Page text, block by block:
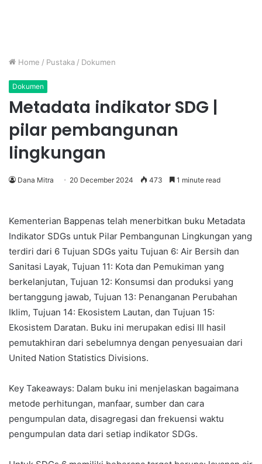
Home / Pustaka / Dokumen
Dokumen
Metadata indikator SDG |
pilar pembangunan
lingkungan
Dana Mitra 20 December 2024 473 1 minute read
Kementerian Bappenas telah menerbitkan buku Metadata
Indikator SDGs untuk Pilar Pembangunan Lingkungan yang
terdiri dari 6 Tujuan SDGs yaitu Tujuan 6: Air Bersih dan
Sanitasi Layak, Tujuan 11: Kota dan Pemukiman yang
berkelanjutan, Tujuan 12: Konsumsi dan produksi yang
bertanggung jawab, Tujuan 13: Penanganan Perubahan
Iklim, Tujuan 14: Ekosistem Lautan, dan Tujuan 15:
Ekosistem Daratan. Buku ini merupakan edisi III hasil
pemutakhiran dari sebelumnya dengan penyesuaian dari
United Nation Statistics Divisions.
Key Takeaways: Dalam buku ini menjelaskan bagaimana
metode perhitungan, manfaar, sumber dan cara
pengumpulan data, disagregasi dan frekuensi waktu
pengumpulan data dari setiap indikator SDGs.